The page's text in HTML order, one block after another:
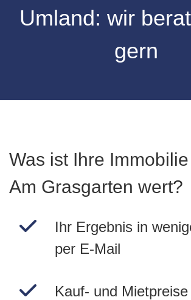
Umland: wir
gern
Was ist Ihre
Am Grasgarten wert?
Ihr Ergebnis in
per E-Mail
Kauf- und